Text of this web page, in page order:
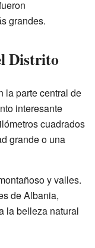
grandes.
Distrito
la parte central de
interesante
cuadrados
grande o una
y valles.
de Albania,
la belleza natural